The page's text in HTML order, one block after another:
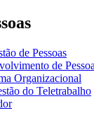
de Pessoas
de
Organizacional
do Teletrabalho